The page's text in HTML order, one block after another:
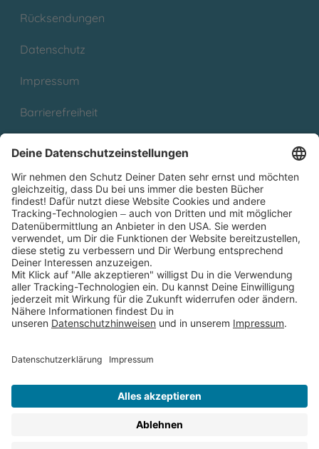
Rücksendungen
Datenschutz
Impressum
Barrierefreiheit
Partnerprogramm (Affiliate)
Folge uns auf
* Versandkostenfrei ab 9,00 € Bestellwert innerhalb
Deutschlands
** Lieferzeit 1-3 Werktage innerhalb Deutschlands
Thienemann-Esslinger Verlag GmbH, Blumenstraße 36, D-70182